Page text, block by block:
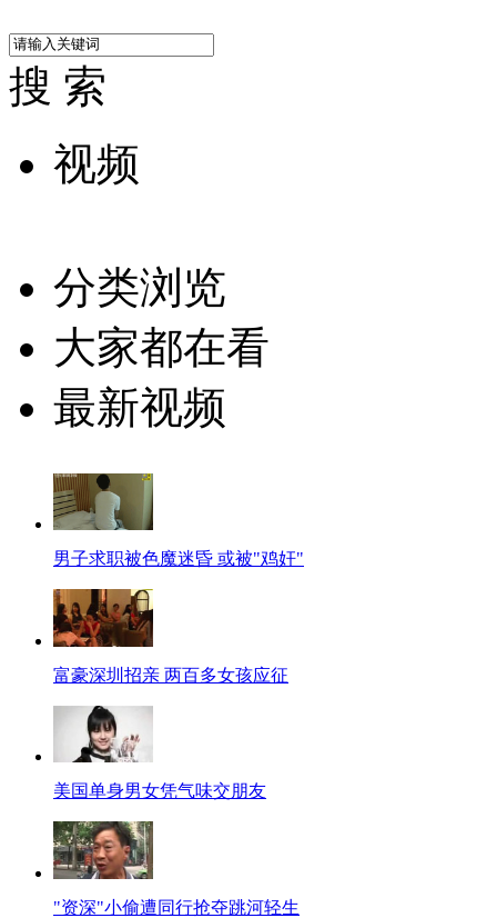
搜 索
视频
分类浏览
大家都在看
最新视频
男子求职被色魔迷昏 或被"鸡奸"
富豪深圳招亲 两百多女孩应征
美国单身男女凭气味交朋友
"资深"小偷遭同行抢夺跳河轻生